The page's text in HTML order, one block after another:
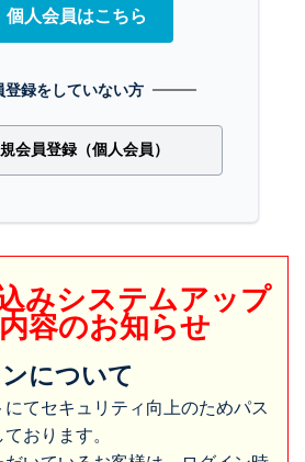
個人会員はこちら
登録をしていない方
会員登録（個人会員）
込みシステムアップ
容のお知らせ
について
てセキュリティ向上のためパス
おります。